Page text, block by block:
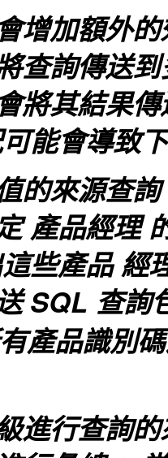
增加額外
查詢傳送
將其結果
能會導致
的來源查詢
產品經理
些產品經
SQL 查詢
產品識別
進行查詢